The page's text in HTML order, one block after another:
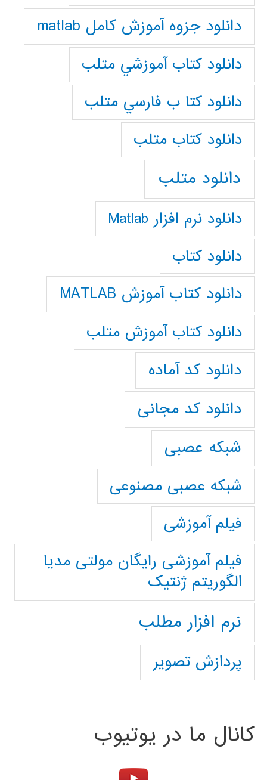
دانلود جزوه آموزش کامل matlab
دانلود كتاب آموزشي متلب
دانلود كتا ب فارسي متلب
دانلود كتاب متلب
دانلود متلب
دانلود نرم افزار Matlab
دانلود کتاب
دانلود کتاب آموزش MATLAB
دانلود کتاب آموزش متلب
دانلود کد آماده
دانلود کد مجانی
شبکه عصبی
شبکه عصبی مصنوعی
فیلم آموزشی
فیلم آموزشی رایگان مولتی مدیا
الگوریتم ژنتیک
نرم افزار مطلب
پردازش تصویر
کانال ما در یوتیوب